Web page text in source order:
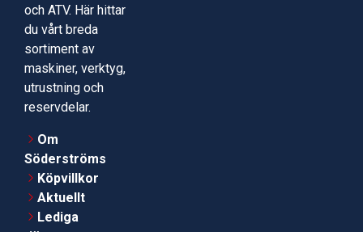
och ATV. Här hittar
du vårt breda
sortiment av
maskiner, verktyg,
utrustning och
reservdelar.
Om
Söderströms
Köpvillkor
Aktuellt
Lediga